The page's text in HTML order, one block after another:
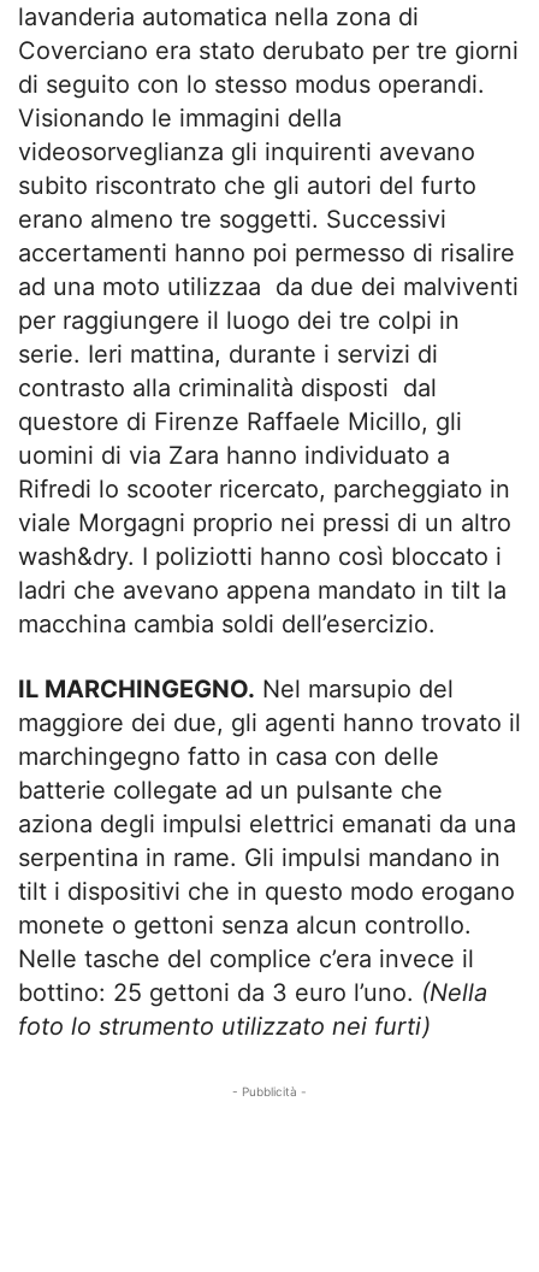
lavanderia automatica nella zona di
Coverciano era stato derubato per tre giorni
di seguito con lo stesso modus operandi.
Visionando le immagini della
videosorveglianza gli inquirenti avevano
subito riscontrato che gli autori del furto
erano almeno tre soggetti. Successivi
accertamenti hanno poi permesso di risalire
ad una moto utilizzaa da due dei malviventi
per raggiungere il luogo dei tre colpi in
serie. Ieri mattina, durante i servizi di
contrasto alla criminalità disposti dal
questore di Firenze Raffaele Micillo, gli
uomini di via Zara hanno individuato a
Rifredi lo scooter ricercato, parcheggiato in
viale Morgagni proprio nei pressi di un altro
wash&dry. I poliziotti hanno così bloccato i
ladri che avevano appena mandato in tilt la
macchina cambia soldi dell’esercizio.
IL MARCHINGEGNO. Nel marsupio del
maggiore dei due, gli agenti hanno trovato il
marchingegno fatto in casa con delle
batterie collegate ad un pulsante che
aziona degli impulsi elettrici emanati da una
serpentina in rame. Gli impulsi mandano in
tilt i dispositivi che in questo modo erogano
monete o gettoni senza alcun controllo.
Nelle tasche del complice c’era invece il
bottino: 25 gettoni da 3 euro l’uno. (Nella
foto lo strumento utilizzato nei furti)
- Pubblicità -